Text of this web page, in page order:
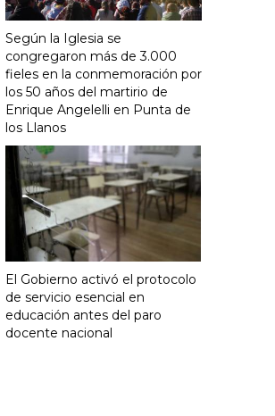
Según la Iglesia se
congregaron más de 3.000
fieles en la conmemoración por
los 50 años del martirio de
Enrique Angelelli en Punta de
los Llanos
El Gobierno activó el protocolo
de servicio esencial en
educación antes del paro
docente nacional